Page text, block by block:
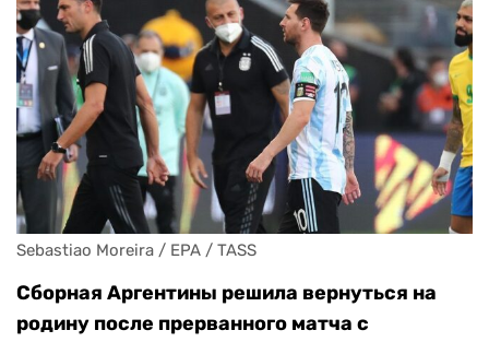
Sebastiao Moreira / EPA / TASS
Сборная Аргентины решила вернуться на
родину после прерванного матча с